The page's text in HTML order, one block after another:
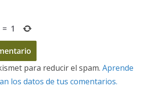
= 1
para reducir el spam. Aprende
los datos de tus comentarios.